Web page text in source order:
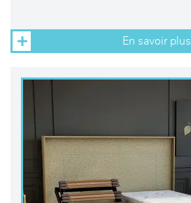
En savoir plus